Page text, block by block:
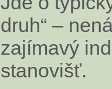
druh“ –
zajímavý
stanovišť.